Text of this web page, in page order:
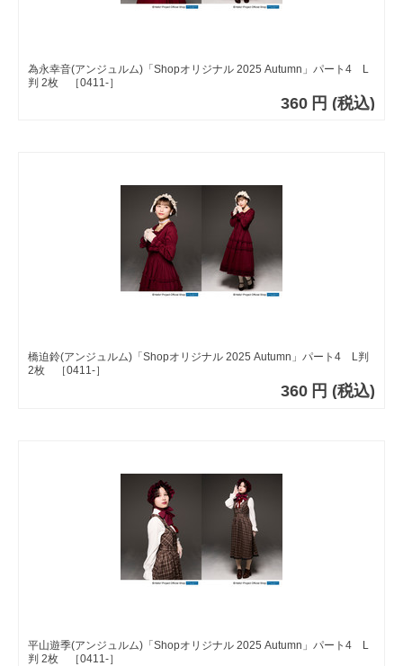
為永幸音(アンジュルム)「Shopオリジナル 2025 Autumn」パート4 L
判 2枚 ［0411-］
360 円 (税込)
橋迫鈴(アンジュルム)「Shopオリジナル 2025 Autumn」パート4 L判
2枚 ［0411-］
360 円 (税込)
平山遊季(アンジュルム)「Shopオリジナル 2025 Autumn」パート4 L
判 2枚 ［0411-］